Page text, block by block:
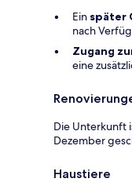
Ein später
nach
Zugang
eine
Die Unterkunft
Dezember
Haustiere